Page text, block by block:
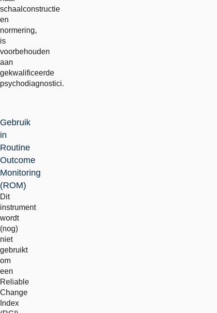
schaalconstructie
en
normering,
is
voorbehouden
aan
gekwalificeerde
psychodiagnostici.
Gebruik
in
Routine
Outcome
Monitoring
(ROM)
Dit
instrument
wordt
(nog)
niet
gebruikt
om
een
Reliable
Change
Index